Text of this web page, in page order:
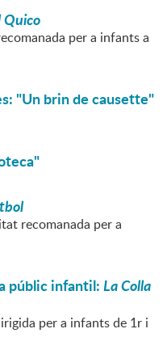
Quico
per a infants a
"Un brin de causette"
recomanada per a
públic infantil:La Colla
per a infants de 1r i